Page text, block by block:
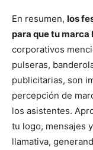
En resumen, los
para que tu
corporativos
pulseras,
publicitarias, son
percepción de
los asistentes.
tu logo, mensajes
llamativa,